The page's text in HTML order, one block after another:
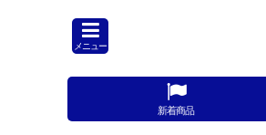
メニュー
新着商品